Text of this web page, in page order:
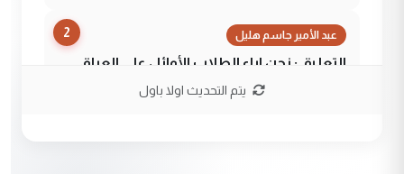
2 عبد الأمير جاسم هليل
التعليق : نحن اباء الطلاب الأوائل على العراق
نتشرف بلقاء السيد احمد الصافي في العتبات
يتم التحديث اولا باول